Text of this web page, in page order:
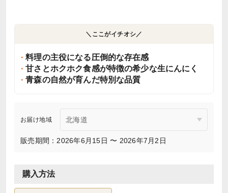
＼ここがイチオシ／
料理の主役になる圧倒的な存在感
甘さとホクホク食感が特徴の希少な生にんにく
青森の自然が育んだ特別な品質
お届け地域
販売期間：2026年6月15日 〜 2026年7月2日
購入方法